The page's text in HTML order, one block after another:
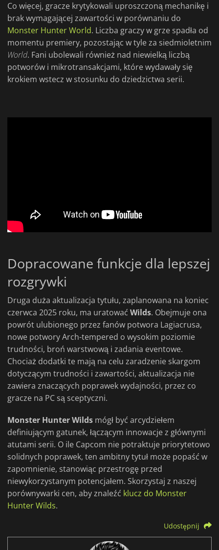
Co więcej, gracze krytykowali uproszczoną mechanikę i
brak wymagającej zawartości w porównaniu do
Monster Hunter World. Liczba graczy w grze spadła od
momentu premiery, pozostając w tyle za siedmioletnim
World. Fani ubolewali również nad niewielką liczbą
potworów i mikrotransakcjami, które wydawały się
krokiem wstecz w stosunku do dziedzictwa serii.
Dopracowane funkcje dla lepszej
rozgrywki
Druga duża aktualizacja tytułu, zaplanowana na koniec
czerwca 2025 roku, ma uratować Wilds. Obejmuje ona
powrót ulubionego przez fanów potwora Lagiacrusa,
nowe potwory Arch-tempered o wysokim poziomie
trudności, broń warstwową i zadania eventowe.
Chociaż dodatki te mają na celu zaradzenie skargom
dotyczącym trudności i zawartości, aktualizacja nie
zawiera znaczących poprawek wydajności, przez co
gracze na PC są sceptyczni.
Monster Hunter Wilds mógł być arcydziełem
definiującym gatunek, łączącym innowacje z głównymi
atutami serii. O ile Capcom nie potraktuje priorytetowo
solidnych poprawek, ten ambitny tytuł może popaść w
zapomnienie, stanowiąc przestrogę przed
niewykorzystanym potencjałem. Skorzystaj z naszej
porównywarki cen, aby znaleźć klucz do Monster
Hunter Wilds.
Udostępnij